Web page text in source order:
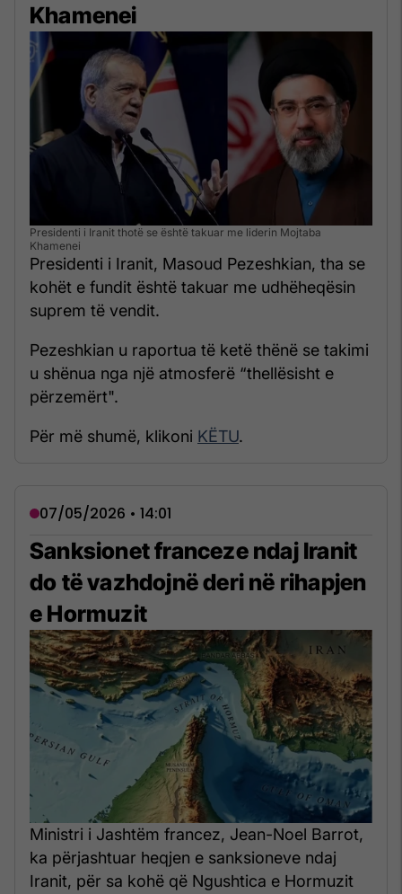
Khamenei
Presidenti i Iranit thotë se është takuar me liderin Mojtaba
Khamenei
Presidenti i Iranit, Masoud Pezeshkian, tha se
kohët e fundit është takuar me udhëheqësin
suprem të vendit.
Pezeshkian u raportua të ketë thënë se takimi
u shënua nga një atmosferë “thellësisht e
përzemërt".
Për më shumë, klikoni KËTU.
07/05/2026 • 14:01
Sanksionet franceze ndaj Iranit
do të vazhdojnë deri në rihapjen
e Hormuzit
Ministri i Jashtëm francez, Jean-Noel Barrot,
ka përjashtuar heqjen e sanksioneve ndaj
Iranit, për sa kohë që Ngushtica e Hormuzit